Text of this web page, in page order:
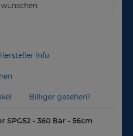
wünschen
Hersteller Info
Billiger gesehen?
SPG52 - 360 Bar - 56cm